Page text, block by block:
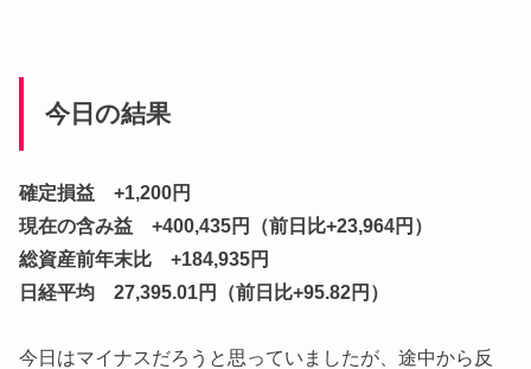
今日の結果
確定損益 +1,200円
現在の含み益 +400,435円（前日比+23,964円）
総資産前年末比 +184,935円
日経平均 27,395.01円（前日比+95.82円）
今日はマイナスだろうと思っていましたが、途中から反